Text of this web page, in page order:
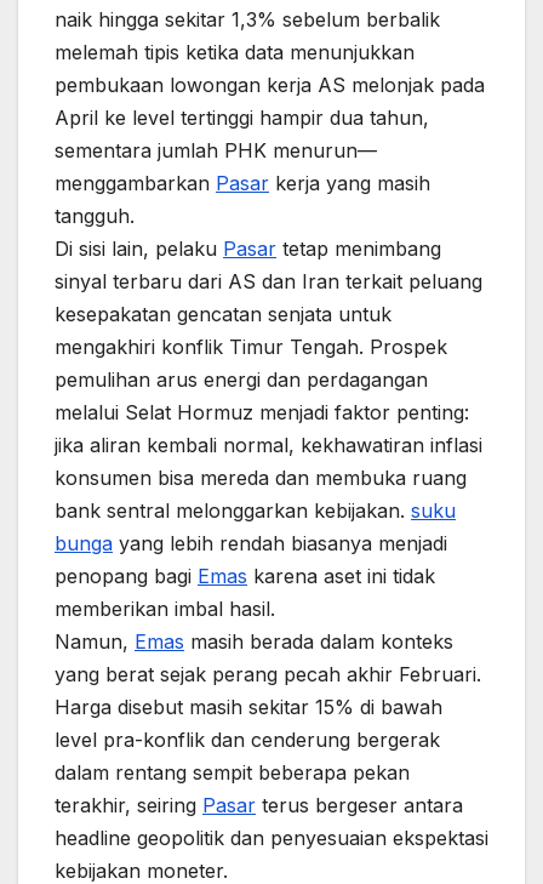
naik hingga sekitar 1,3% sebelum berbalik
melemah tipis ketika data menunjukkan
pembukaan lowongan kerja AS melonjak pada
April ke level tertinggi hampir dua tahun,
sementara jumlah PHK menurun—
menggambarkan Pasar kerja yang masih
tangguh.
Di sisi lain, pelaku Pasar tetap menimbang
sinyal terbaru dari AS dan Iran terkait peluang
kesepakatan gencatan senjata untuk
mengakhiri konflik Timur Tengah. Prospek
pemulihan arus energi dan perdagangan
melalui Selat Hormuz menjadi faktor penting:
jika aliran kembali normal, kekhawatiran inflasi
konsumen bisa mereda dan membuka ruang
bank sentral melonggarkan kebijakan. suku
bunga yang lebih rendah biasanya menjadi
penopang bagi Emas karena aset ini tidak
memberikan imbal hasil.
Namun, Emas masih berada dalam konteks
yang berat sejak perang pecah akhir Februari.
Harga disebut masih sekitar 15% di bawah
level pra-konflik dan cenderung bergerak
dalam rentang sempit beberapa pekan
terakhir, seiring Pasar terus bergeser antara
headline geopolitik dan penyesuaian ekspektasi
kebijakan moneter.